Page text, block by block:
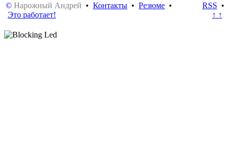
© Нарожный Андрей • Контакты • Резюме •
Это работает!
RSS •
↑ ↑